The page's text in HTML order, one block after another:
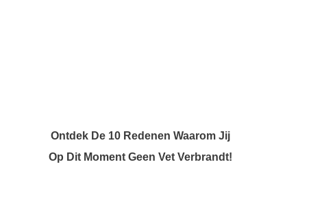
Ontdek De 10 Redenen Waarom Jij
Op Dit Moment Geen Vet Verbrandt!